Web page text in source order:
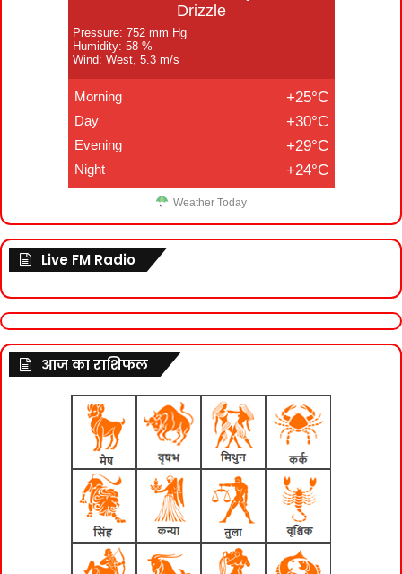
Drizzle
Pressure: 752 mm Hg
Humidity: 58 %
Wind: West, 5.3 m/s
Morning +25°C
Day +30°C
Evening +29°C
Night +24°C
Weather Today
Live FM Radio
आज का राशिफल